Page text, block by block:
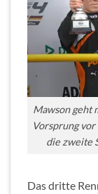
Mawson geht
Vorsprung
die zweite
Das dritte